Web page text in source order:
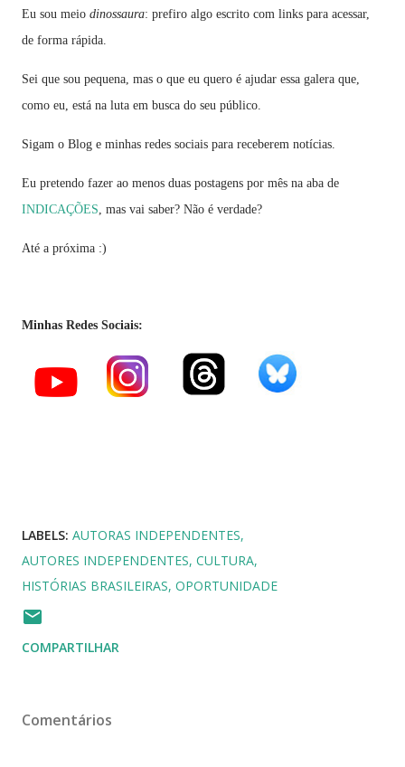
Eu sou meio dinossaura: prefiro algo escrito com links para acessar,
de forma rápida.
Sei que sou pequena, mas o que eu quero é ajudar essa galera que,
como eu, está na luta em busca do seu público.
Sigam o Blog e minhas redes sociais para receberem notícias.
Eu pretendo fazer ao menos duas postagens por mês na aba de
INDICAÇÕES, mas vai saber? Não é verdade?
Até a próxima :)
Minhas Redes Sociais:
LABELS: AUTORAS INDEPENDENTES
AUTORES INDEPENDENTES CULTURA
HISTÓRIAS BRASILEIRAS OPORTUNIDADE
COMPARTILHAR
Comentários